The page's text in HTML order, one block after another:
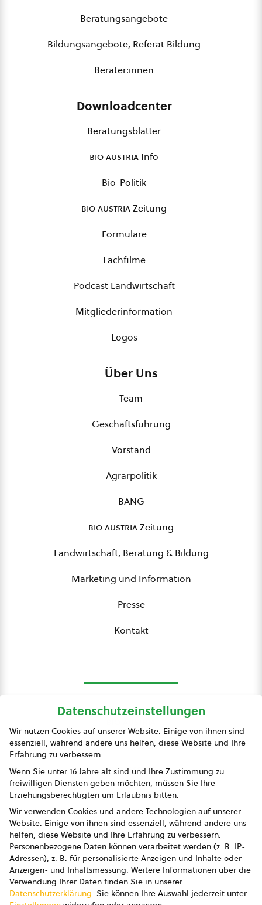
Beratungsangebote
Bildungsangebote, Referat Bildung
Berater:innen
Downloadcenter
Beratungsblätter
bio austria Info
Bio-Politik
bio austriaZeitung
Formulare
Fachfilme
Podcast Landwirtschaft
Mitgliederinformation
Logos
Über Uns
Team
Geschäftsführung
Vorstand
Agrarpolitik
BANG
bio austriaZeitung
Landwirtschaft, Beratung & Bildung
Marketing und Information
Presse
Kontakt
Presse
Impressum
Datenschutz
AGB
AGB Marketing GmbH
AGB Bildung
Newsletter
Datenschutzeinstellungen
Wir nutzen Cookies auf unserer Website. Einige von ihnen sind
essenziell, während andere uns helfen, diese Website und Ihre
Erfahrung zu verbessern.
Wenn Sie unter 16 Jahre alt sind und Ihre Zustimmung zu
freiwilligen Diensten geben möchten, müssen Sie Ihre
Erziehungsberechtigten um Erlaubnis bitten.
Wir verwenden Cookies und andere Technologien auf unserer
Website. Einige von ihnen sind essenziell, während andere uns
helfen, diese Website und Ihre Erfahrung zu verbessern.
Personenbezogene Daten können verarbeitet werden (z. B. IP-
Adressen), z. B. für personalisierte Anzeigen und Inhalte oder
Anzeigen- und Inhaltsmessung. Weitere Informationen über die
Verwendung Ihrer Daten finden Sie in unserer
Datenschutzerklärung. Sie können Ihre Auswahl jederzeit unter